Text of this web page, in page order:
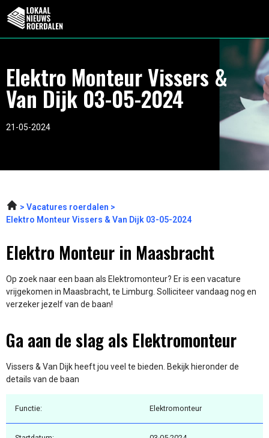
Elektro Monteur Vissers &
Van Dijk 03-05-2024
21-05-2024
Vacatures roerdalen
Elektro Monteur Vissers & Van Dijk 03-05-2024
Elektro Monteur in Maasbracht
Op zoek naar een baan als Elektromonteur? Er is een vacature
vrijgekomen in Maasbracht, te Limburg. Solliciteer vandaag nog en
verzeker jezelf van de baan!
Ga aan de slag als Elektromonteur
Vissers & Van Dijk heeft jou veel te bieden. Bekijk hieronder de
details van de baan
Functie: Elektromonteur